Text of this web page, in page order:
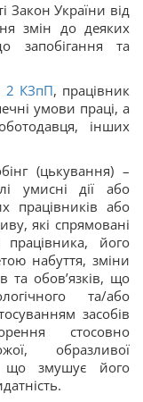
Закон України від
змін до деяких
запобігання та
2 КЗпП, працівник
умови праці, а
інших
(цькування) –
умисні дії або
працівників або
які спрямовані
його
набуття, зміни
обов’язків, що
та/або
засобів
стосовно
образливої
що змушує його